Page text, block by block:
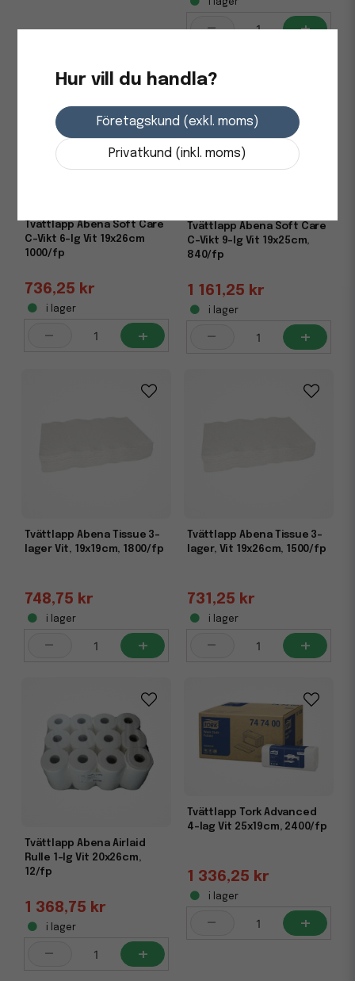
i lager
- +
Tvättlapp Abena Soft Care
C-Vikt 6-lg Vit 19x26cm
1000/fp
736,25 kr
i lager
- +
Tvättlapp Abena Soft Care
C-Vikt 9-lg Vit 19x25cm,
840/fp
1 161,25 kr
i lager
- +
Tvättlapp Abena Tissue 3-
lager Vit, 19x19cm, 1800/fp
748,75 kr
i lager
- +
Tvättlapp Abena Tissue 3-
lager, Vit 19x26cm, 1500/fp
731,25 kr
i lager
- +
Tvättlapp Abena Airlaid
Rulle 1-lg Vit 20x26cm,
12/fp
1 368,75 kr
i lager
- +
Tvättlapp Tork Advanced
4-lag Vit 25x19cm, 2400/fp
1 336,25 kr
i lager
- +
Hur vill du handla?
Företagskund (exkl. moms)
Privatkund (inkl. moms)